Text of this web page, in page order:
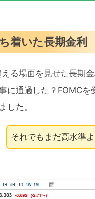
着いた長期金利
る場面を見せた長期
に通過した？FOMCを
した。
それでもまだ高水準よ